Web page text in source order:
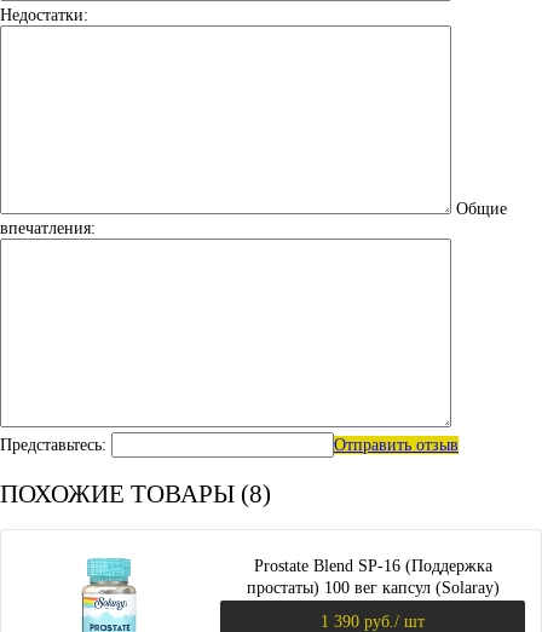
Недостатки:
Общие
впечатления:
Представьтесь: Отправить отзыв
ПОХОЖИЕ ТОВАРЫ (8)
Prostate Blend SP-16 (Поддержка
простаты) 100 вег капсул (Solaray)
1 390 руб. / шт